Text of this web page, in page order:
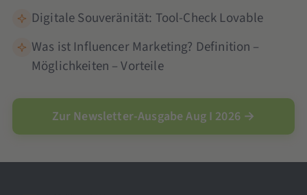
Digitale Souveränität: Tool-Check Lovable
Was ist Influencer Marketing? Definition –
Möglichkeiten – Vorteile
Zur Newsletter-Ausgabe Aug I 2026 →